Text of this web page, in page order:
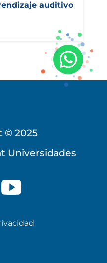
auditivo
© 2025
Universidades